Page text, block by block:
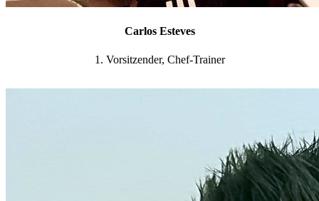
Carlos Esteves
1. Vorsitzender, Chef-Trainer